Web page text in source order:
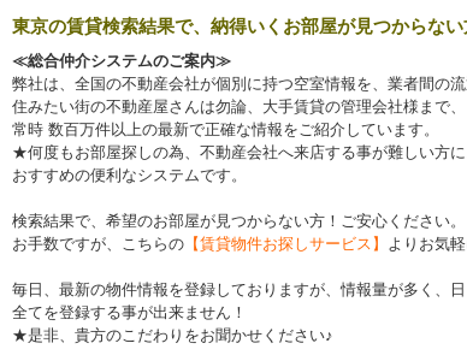
東京の賃貸検索結果で、納得いくお部屋が見つからない
≪総合仲介システムのご案内≫
弊社は、全国の不動産会社が個別に持つ空室情報を、業者間の流
住みたい街の不動産屋さんは勿論、大手賃貸の管理会社様まで、
常時 数百万件以上の最新で正確な情報をご紹介しています。
★何度もお部屋探しの為、不動産会社へ来店する事が難しい方に
おすすめの便利なシステムです。
検索結果で、希望のお部屋が見つからない方！ご安心ください。
お手数ですが、こちらの【賃貸物件お探しサービス】 よりお気
毎日、最新の物件情報を登録しておりますが、情報量が多く、日
全てを登録する事が出来ません！
★是非、貴方のこだわりをお聞かせください♪